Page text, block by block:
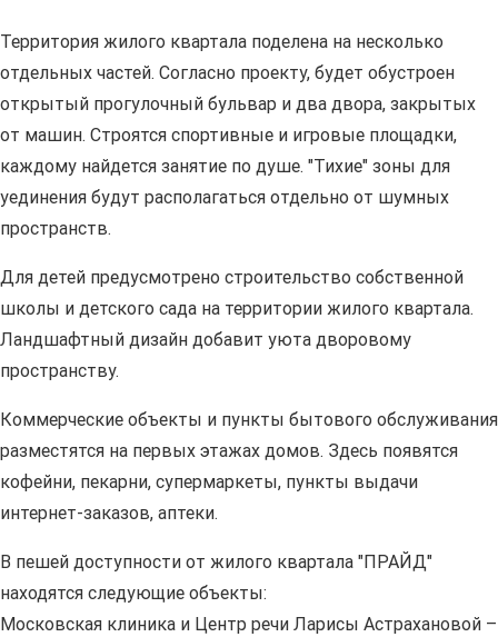
Территория жилого квартала поделена на несколько
отдельных частей. Согласно проекту, будет обустроен
открытый прогулочный бульвар и два двора, закрытых
от машин. Строятся спортивные и игровые площадки,
каждому найдется занятие по душе. "Тихие" зоны для
уединения будут располагаться отдельно от шумных
пространств.
Для детей предусмотрено строительство собственной
школы и детского сада на территории жилого квартала.
Ландшафтный дизайн добавит уюта дворовому
пространству.
Коммерческие объекты и пункты бытового обслуживания
разместятся на первых этажах домов. Здесь появятся
кофейни, пекарни, супермаркеты, пункты выдачи
интернет-заказов, аптеки.
В пешей доступности от жилого квартала "ПРАЙД"
находятся следующие объекты:
Московская клиника и Центр речи Ларисы Астрахановой –